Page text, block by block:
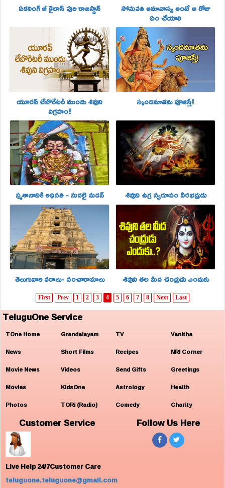
ఏకలింగ్ జీ కైలాస్ పురి రాజస్ధాన్ సోమవతి అమావాస్య అంటే ఆ రోజు
ఏం చేయాలి
యూరప్ లేబొరేటరీ ముందు శివుని
విగ్రహం!
స్కందమాతను పూజిస్తే!
స్మశానానికి అధిపతి - సుదలై మదన్‌ శివుని ఉగ్ర స్వరూపం వీరభద్రుడు
తెలుగువారి వరాలు- పంచారామాలు శివుని తల మీద చంద్రుడు ఎందుకు
First Prev 1 2 3 4 5 6 7 8 Next Last
TeluguOne Service
TOne Home
News
Movie News
Movies
Photos
Grandalayam
Short Films
Videos
KidsOne
TORi (Radio)
TV
Recipes
Send Gifts
Astrology
Comedy
Vanitha
NRI Corner
Greetings
Health
Charity
Customer Service
Live Help 24/7Customer Care
teluguone.teluguone@gmail.com
Follow Us Here